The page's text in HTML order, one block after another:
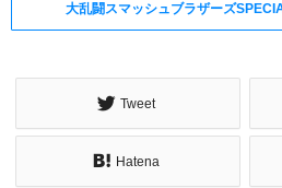
大乱闘スマッシュブラザーズ
Tweet
Hatena